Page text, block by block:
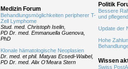
Medizin Forum
Behandlungsmöglichkeiten peripherer T-
Zell Lymphome
Stud. med. Christoph Iselin,
PD Dr. med. Emmanuella Guenova,
PhD
Klonale hämatologische Neoplasien
Dr. med. et phil. Matyas Ecsedi-Waibel,
PD Dr. med. Alix O’Meara Stern
Politik
Bessere
und
Update der
Hohe
Wissen
Swiss